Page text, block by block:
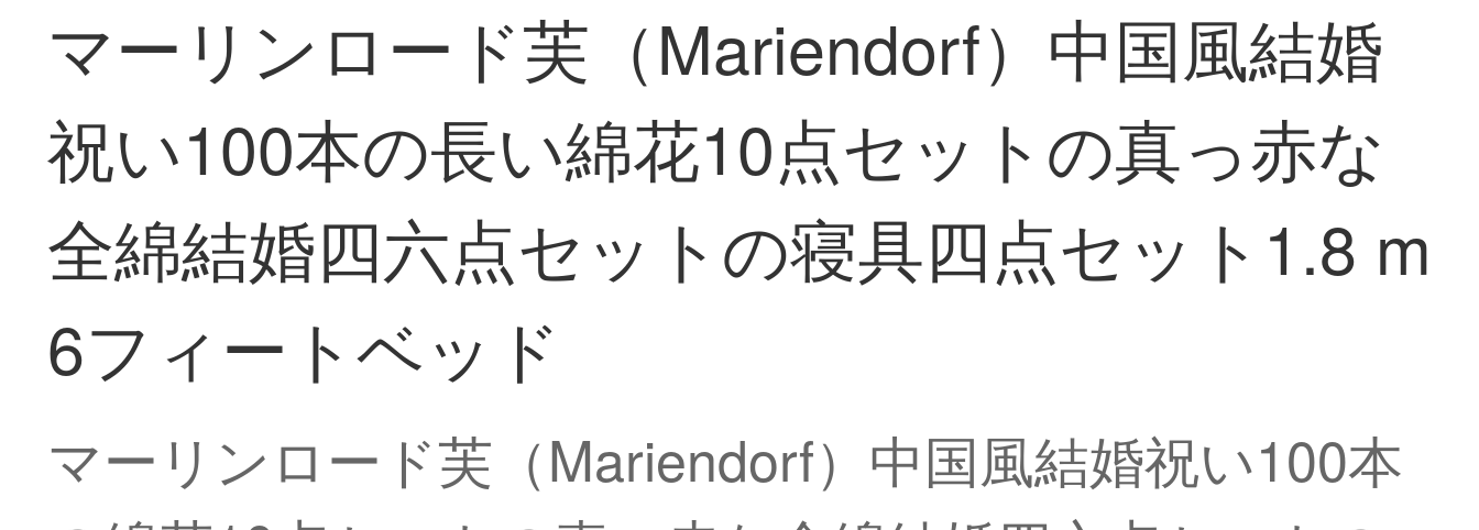
マーリンロード芙（Mariendorf）中国風結婚
祝い100本の長い綿花10点セットの真っ赤な
全綿結婚四六点セットの寝具四点セット1.8 m
6フィートベッド
マーリンロード芙（Mariendorf）中国風結婚祝い100本